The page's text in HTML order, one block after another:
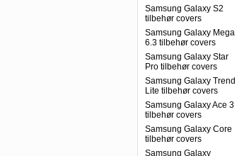
Samsung Galaxy S2
tilbehør covers
Samsung Galaxy Mega
6.3 tilbehør covers
Samsung Galaxy Star
Pro tilbehør covers
Samsung Galaxy Trend
Lite tilbehør covers
Samsung Galaxy Ace 3
tilbehør covers
Samsung Galaxy Core
tilbehør covers
Samsung Galaxy